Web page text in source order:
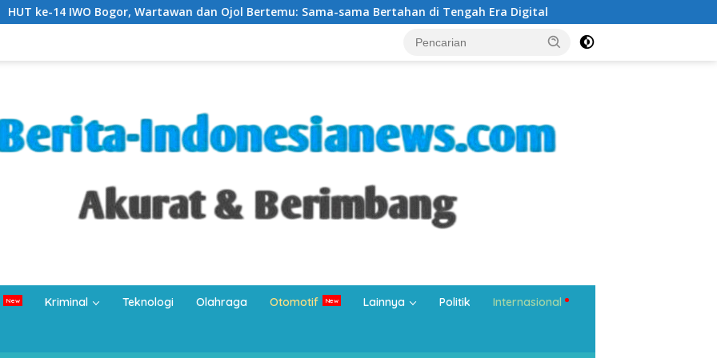
dan Ojol Bertemu: Sama-sama Bertahan di Tengah Era Digital Silaturahmi di Masjid Tangkuban Perahu,
Kriminal Teknologi Olahraga Otomotif Lainnya Politik Internasional